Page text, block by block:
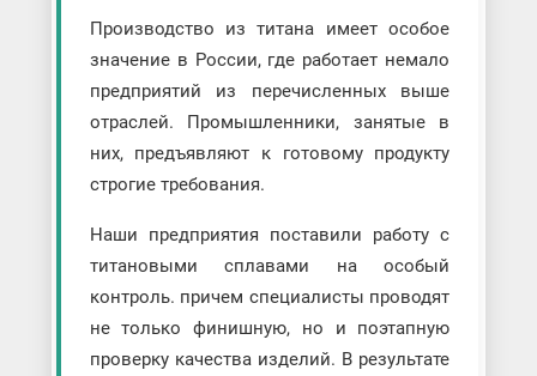
Производство из титана имеет особое
значение в России, где работает немало
предприятий из перечисленных выше
отраслей. Промышленники, занятые в
них, предъявляют к готовому продукту
строгие требования.
Наши предприятия поставили работу с
титановыми сплавами на особый
контроль. причем специалисты проводят
не только финишную, но и поэтапную
проверку качества изделий. В результате